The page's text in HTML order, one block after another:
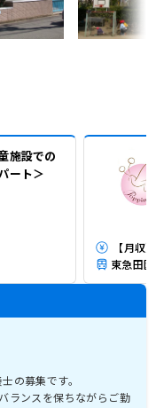
施設での
ート＞
【月収
の募集です。
ランスを保ちながらご勤